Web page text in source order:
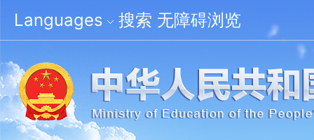
Languages 搜索 无障碍浏览